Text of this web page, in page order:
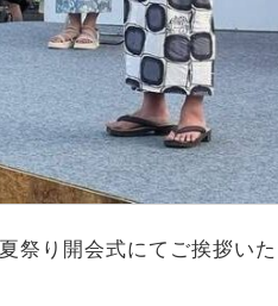
り開会式にてご挨拶いた